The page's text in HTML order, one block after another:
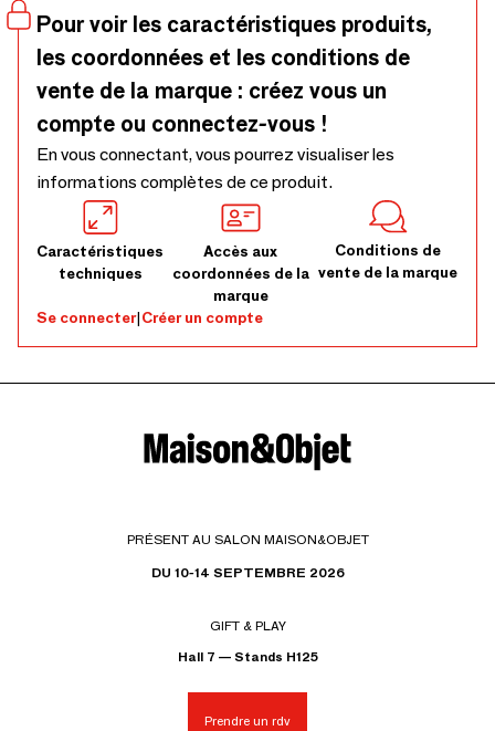
Pour voir les caractéristiques produits,
les coordonnées et les conditions de
vente de la marque : créez vous un
compte ou connectez-vous !
En vous connectant, vous pourrez visualiser les
informations complètes de ce produit.
Caractéristiques
techniques
Accès aux
coordonnées de la
marque
Conditions de
vente de la marque
Se connecter|Créer un compte
PRÉSENT AU SALON MAISON&OBJET
DU 10-14 SEPTEMBRE 2026
GIFT & PLAY
Hall 7 — Stands H125
Prendre un rdv